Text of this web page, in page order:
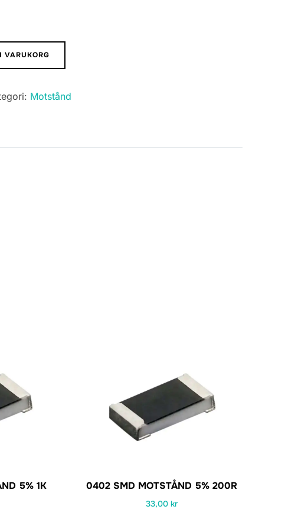
VARUKORG
Motstånd
5% 1K 0402 SMD MOTSTÅND 5% 200R
33,00 kr